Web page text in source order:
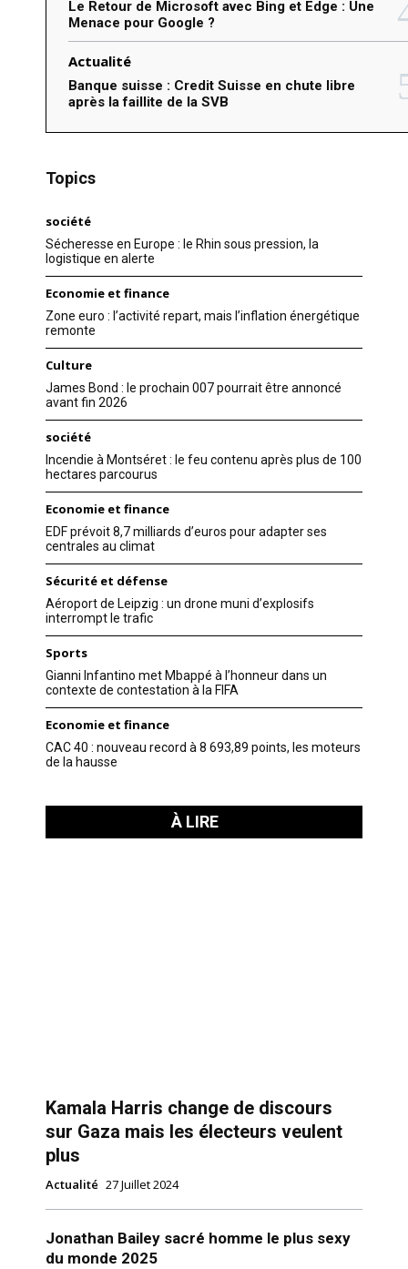
Le Retour de Microsoft avec Bing et Edge : Une
Menace pour Google ?
Actualité
Banque suisse : Credit Suisse en chute libre
après la faillite de la SVB
Topics
société
Sécheresse en Europe : le Rhin sous pression, la
logistique en alerte
Economie et finance
Zone euro : l’activité repart, mais l’inflation énergétique
remonte
Culture
James Bond : le prochain 007 pourrait être annoncé
avant fin 2026
société
Incendie à Montséret : le feu contenu après plus de 100
hectares parcourus
Economie et finance
EDF prévoit 8,7 milliards d’euros pour adapter ses
centrales au climat
Sécurité et défense
Aéroport de Leipzig : un drone muni d’explosifs
interrompt le trafic
Sports
Gianni Infantino met Mbappé à l’honneur dans un
contexte de contestation à la FIFA
Economie et finance
CAC 40 : nouveau record à 8 693,89 points, les moteurs
de la hausse
À LIRE
Kamala Harris change de discours
sur Gaza mais les électeurs veulent
plus
Actualité 27 Juillet 2024
Jonathan Bailey sacré homme le plus sexy
du monde 2025